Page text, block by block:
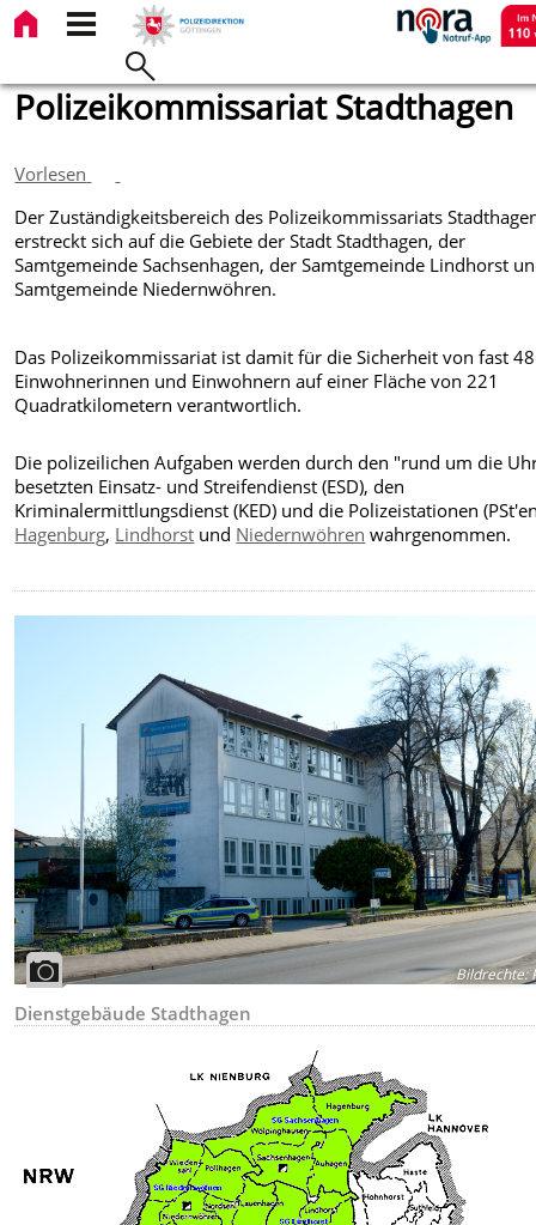
Polizeikommissariat Stadthagen
Vorlesen
Der Zuständigkeitsbereich des Polizeikommissariats
erstreckt sich auf die Gebiete der Stadt Stadthagen, der
Samtgemeinde Sachsenhagen, der Samtgemeinde Lindhorst
Samtgemeinde Niedernwöhren.
Das Polizeikommissariat ist damit für die Sicherheit von fast
Einwohnerinnen und Einwohnern auf einer Fläche von 221
Quadratkilometern verantwortlich.
Die polizeilichen Aufgaben werden durch den "rund um die
besetzten Einsatz- und Streifendienst (ESD), den
Kriminalermittlungsdienst (KED) und die Polizeistationen
Hagenburg, Lindhorst und Niedernwöhren wahrgenommen.
Bildrechte:
Dienstgebäude Stadthagen